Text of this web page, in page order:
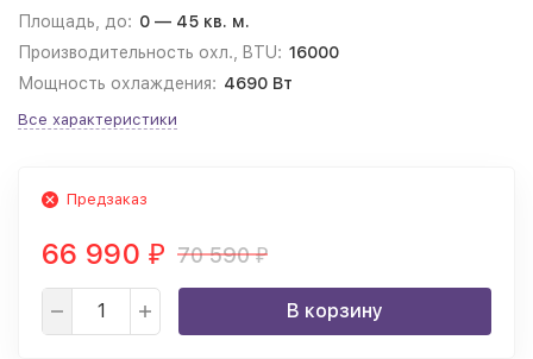
Площадь, до: 0 — 45 кв. м.
Производительность охл., BTU: 16000
Мощность охлаждения: 4690 Вт
Все характеристики
Предзаказ
66 990 ₽ 70 590₽
В корзину